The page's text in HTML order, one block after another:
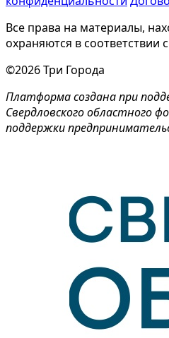
Все права на материалы,
охраняются в соответствии
©2026 Три Города
Платформа создана при
Свердловского областного
поддержки